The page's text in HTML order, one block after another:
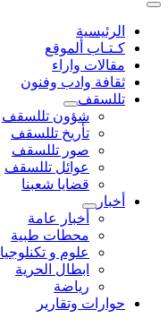
الرئيسية
كـتـاب ألموقع
مقالات واراء
ثقافة وادب وفنون
تللسقف
شؤون تللسقف
تأريخ تللسقف
صور تللسقف
عوائل تللسقف
قضايا شعبنا
أخبار
أخبار عامة
محطات طبية
علوم و تکنلوجیا
ابطال الحرية
رياضة
حوارات وتقارير